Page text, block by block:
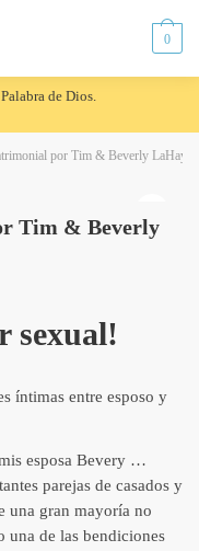
0
de Dios.
por Tim & Beverly LaHaye
Tim & Beverly
sexual!
íntimas entre esposo y
esposa Bevery …
parejas de casados y
una gran mayoría no
una de las bendiciones